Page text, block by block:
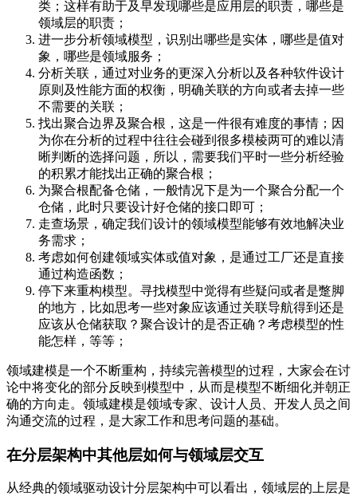
类；这样有助于及早发现哪些是应用层的职责，哪些是
领域层的职责；
进一步分析领域模型，识别出哪些是实体，哪些是值对
象，哪些是领域服务；
分析关联，通过对业务的更深入分析以及各种软件设计
原则及性能方面的权衡，明确关联的方向或者去掉一些
不需要的关联；
找出聚合边界及聚合根，这是一件很有难度的事情；因
为你在分析的过程中往往会碰到很多模棱两可的难以清
晰判断的选择问题，所以，需要我们平时一些分析经验
的积累才能找出正确的聚合根；
为聚合根配备仓储，一般情况下是为一个聚合分配一个
仓储，此时只要设计好仓储的接口即可；
走查场景，确定我们设计的领域模型能够有效地解决业
务需求；
考虑如何创建领域实体或值对象，是通过工厂还是直接
通过构造函数；
停下来重构模型。寻找模型中觉得有些疑问或者是蹩脚
的地方，比如思考一些对象应该通过关联导航得到还是
应该从仓储获取？聚合设计的是否正确？考虑模型的性
能怎样，等等；
领域建模是一个不断重构，持续完善模型的过程，大家会在讨
论中将变化的部分反映到模型中，从而是模型不断细化并朝正
确的方向走。领域建模是领域专家、设计人员、开发人员之间
沟通交流的过程，是大家工作和思考问题的基础。
在分层架构中其他层如何与领域层交互
从经典的领域驱动设计分层架构中可以看出，领域层的上层是